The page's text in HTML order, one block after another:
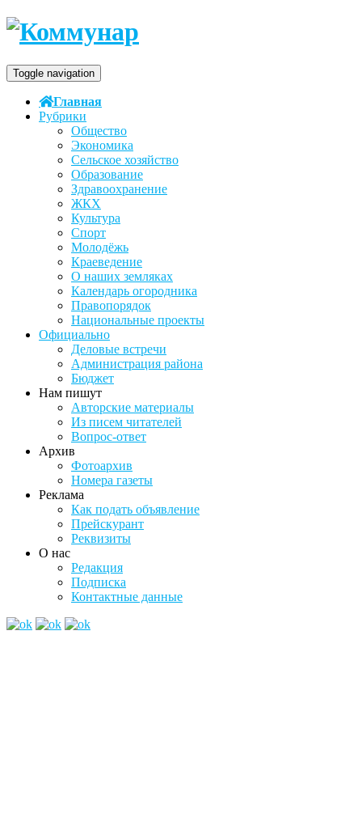
Toggle navigation
Главная
Рубрики
Общество
Экономика
Сельское хозяйство
Образование
Здравоохранение
ЖКХ
Культура
Спорт
Молодёжь
Краеведение
О наших земляках
Календарь огородника
Правопорядок
Национальные проекты
Официально
Деловые встречи
Администрация района
Бюджет
Нам пишут
Авторские материалы
Из писем читателей
Вопрос-ответ
Архив
Фотоархив
Номера газеты
Реклама
Как подать объявление
Прейскурант
Реквизиты
О нас
Редакция
Подписка
Контактные данные